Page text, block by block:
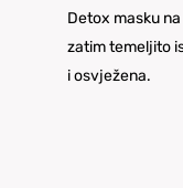
Detox masku
zatim temeljito
i osvježena.